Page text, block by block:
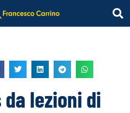
lezioni di